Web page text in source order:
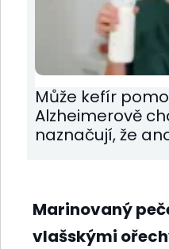
Může kefír
Alzheimerově
naznačují, že
Marinovaný
vlašskými